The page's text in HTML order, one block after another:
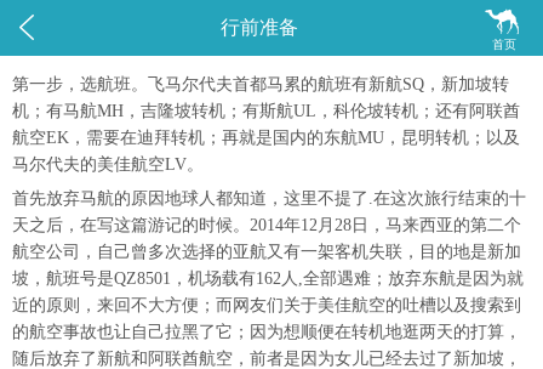
 
首页
行前准备
第一步，选航班。飞马尔代夫首都马累的航班有新航SQ，新加坡转
机；有马航MH，吉隆坡转机；有斯航UL，科伦坡转机；还有阿联酋
航空EK，需要在迪拜转机；再就是国内的东航MU，昆明转机；以及
马尔代夫的美佳航空LV。
首先放弃马航的原因地球人都知道，这里不提了.在这次旅行结束的十
天之后，在写这篇游记的时候。2014年12月28日，马来西亚的第二个
航空公司，自己曾多次选择的亚航又有一架客机失联，目的地是新加
坡，航班号是QZ8501，机场载有162人,全部遇难；放弃东航是因为就
近的原则，来回不大方便；而网友们关于美佳航空的吐槽以及搜索到
的航空事故也让自己拉黑了它；因为想顺便在转机地逛两天的打算，
随后放弃了新航和阿联酋航空，前者是因为女儿已经去过了新加坡，